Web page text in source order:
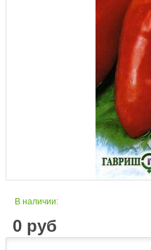
В наличии:
0 руб